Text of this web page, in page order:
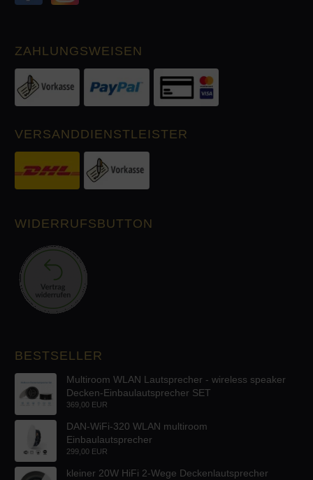
ZAHLUNGSWEISEN
VERSANDDIENSTLEISTER
WIDERRUFSBUTTON
BESTSELLER
Multiroom WLAN Lautsprecher - wireless speaker
Decken-Einbaulautsprecher SET
369,00 EUR
DAN-WiFi-320 WLAN multiroom
Einbaulautsprecher
299,00 EUR
kleiner 20W HiFi 2-Wege Deckenlautsprecher